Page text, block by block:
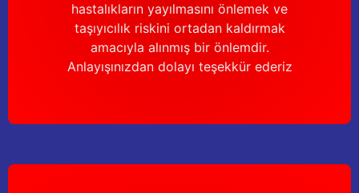
hastalıkların yayılmasını önlemek ve
taşıyıcılık riskini ortadan kaldırmak
amacıyla alınmış bir önlemdir.
Anlayışınızdan dolayı teşekkür ederiz